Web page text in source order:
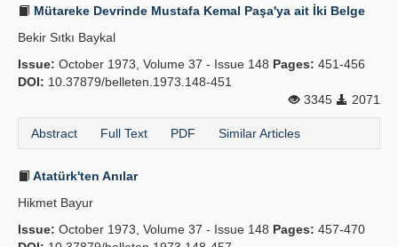
Mütareke Devrinde Mustafa Kemal Paşa'ya ait İki Belge
Bekir Sıtkı Baykal
Issue: October 1973, Volume 37 - Issue 148 Pages: 451-456
DOI: 10.37879/belleten.1973.148-451
3345
2071
Abstract Full Text PDF Similar Articles
Atatürk'ten Anılar
Hikmet Bayur
Issue: October 1973, Volume 37 - Issue 148 Pages: 457-470